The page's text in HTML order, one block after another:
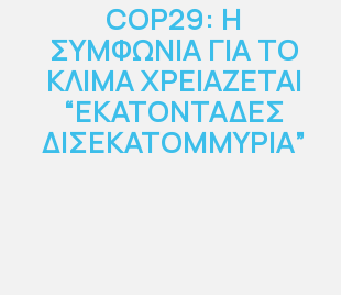
COP29: Η
ΣΥΜΦΩΝΙΑ ΓΙΑ ΤΟ
ΚΛΙΜΑ ΧΡΕΙΑΖΕΤΑΙ
“ΕΚΑΤΟΝΤΑΔΕΣ
ΔΙΣΕΚΑΤΟΜΜΥΡΙΑ”